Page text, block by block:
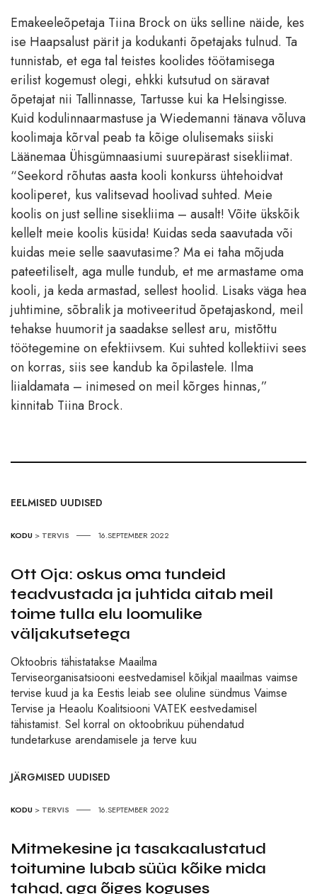
Emakeeleõpetaja Tiina Brock on üks selline näide, kes
ise Haapsalust pärit ja kodukanti õpetajaks tulnud. Ta
tunnistab, et ega tal teistes koolides töötamisega
erilist kogemust olegi, ehkki kutsutud on säravat
õpetajat nii Tallinnasse, Tartusse kui ka Helsingisse.
Kuid kodulinnaarmastuse ja Wiedemanni tänava võluva
koolimaja kõrval peab ta kõige olulisemaks siiski
Läänemaa Ühisgümnaasiumi suurepärast sisekliimat.
“Seekord rõhutas aasta kooli konkurss ühtehoidvat
kooliperet, kus valitsevad hoolivad suhted. Meie
koolis on just selline sisekliima – ausalt! Võite ükskõik
kellelt meie koolis küsida! Kuidas seda saavutada või
kuidas meie selle saavutasime? Ma ei taha mõjuda
pateetiliselt, aga mulle tundub, et me armastame oma
kooli, ja keda armastad, sellest hoolid. Lisaks väga hea
juhtimine, sõbralik ja motiveeritud õpetajaskond, meil
tehakse huumorit ja saadakse sellest aru, mistõttu
töötegemine on efektiivsem. Kui suhted kollektiivi sees
on korras, siis see kandub ka õpilastele. Ilma
liialdamata – inimesed on meil kõrges hinnas,”
kinnitab Tiina Brock.
EELMISED UUDISED
KODU > TERVIS 16.SEPTEMBER 2022
Ott Oja: oskus oma tundeid
teadvustada ja juhtida aitab meil
toime tulla elu loomulike
väljakutsetega
Oktoobris tähistatakse Maailma
Terviseorganisatsiooni eestvedamisel kõikjal maailmas vaimse
tervise kuud ja ka Eestis leiab see oluline sündmus Vaimse
Tervise ja Heaolu Koalitsiooni VATEK eestvedamisel
tähistamist. Sel korral on oktoobrikuu pühendatud
tundetarkuse arendamisele ja terve kuu
JÄRGMISED UUDISED
KODU > TERVIS 16.SEPTEMBER 2022
Mitmekesine ja tasakaalustatud
toitumine lubab süüa kõike mida
tahad, aga õiges koguses